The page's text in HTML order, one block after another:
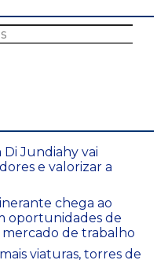
Jundiahy vai
e valorizar a
chega ao
oportunidades de
de trabalho
viaturas, torres de